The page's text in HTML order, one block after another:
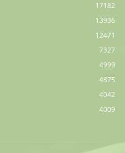
17182
13936
12471
7327
4999
4875
4042
4009